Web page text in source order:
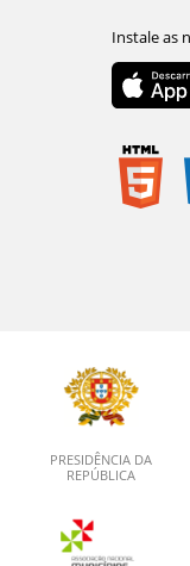
PRESIDÊNCIA DA
REPÚBLICA